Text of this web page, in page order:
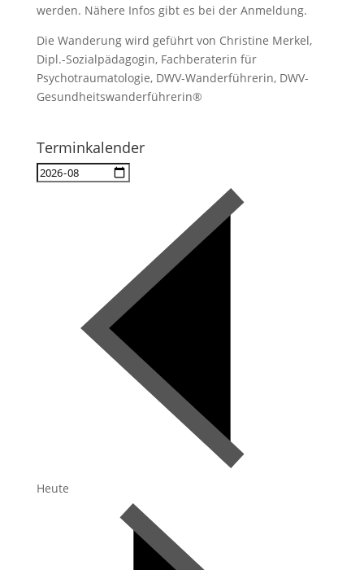
werden. Nähere Infos gibt es bei der Anmeldung.
Die Wanderung wird geführt von Christine Merkel,
Dipl.-Sozialpädagogin, Fachberaterin für
Psychotraumatologie, DWV-Wanderführerin, DWV-
Gesundheitswanderführerin®
Terminkalender
Heute